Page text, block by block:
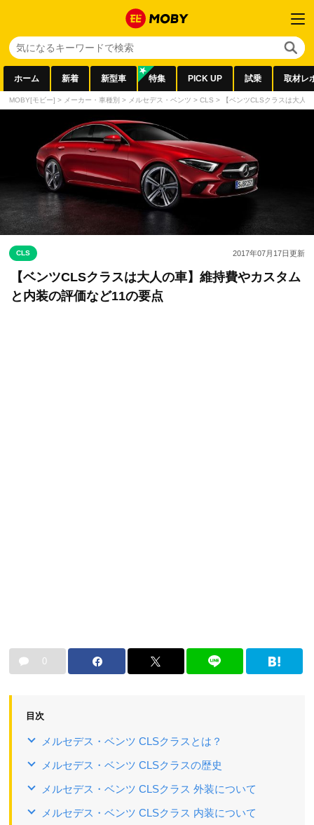
ホーム 新着 新型車 特集 PICK UP 試乗 取材レ
MOBY[モビー] > メーカー・車種別 > メルセデス・ベンツ > CLS > 【ベンツCLSクラスは大人
CLS 2017年07月17日更新
【ベンツCLSクラスは大人の車】維持費やカスタム
と内装の評価など11の要点
0
目次
メルセデス・ベンツ CLSクラスとは？
メルセデス・ベンツ CLSクラスの歴史
メルセデス・ベンツ CLSクラス 外装について
メルセデス・ベンツ CLSクラス 内装について